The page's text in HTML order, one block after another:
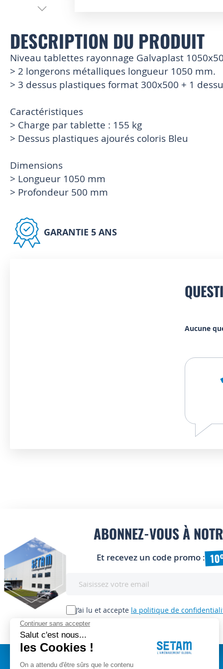
the
beginning
of
images
gallery
DESCRIPTION DU PRODUIT
Niveau tablettes rayonnage Galvaplast
> 2 longerons métalliques longueur 1050 mm.
> 3 dessus plastiques format 300x500 + 1
Caractéristiques
> Charge par tablette : 155 kg
> Dessus plastiques ajourés coloris Bleu
Dimensions
> Longueur 1050 mm
> Profondeur 500 mm
GARANTIE 5 ANS
Aucune
ABONNEZ-VOUS À
Et recevez un code promo :
lettre
d’information
:
J’ai lu et accepte la politique de